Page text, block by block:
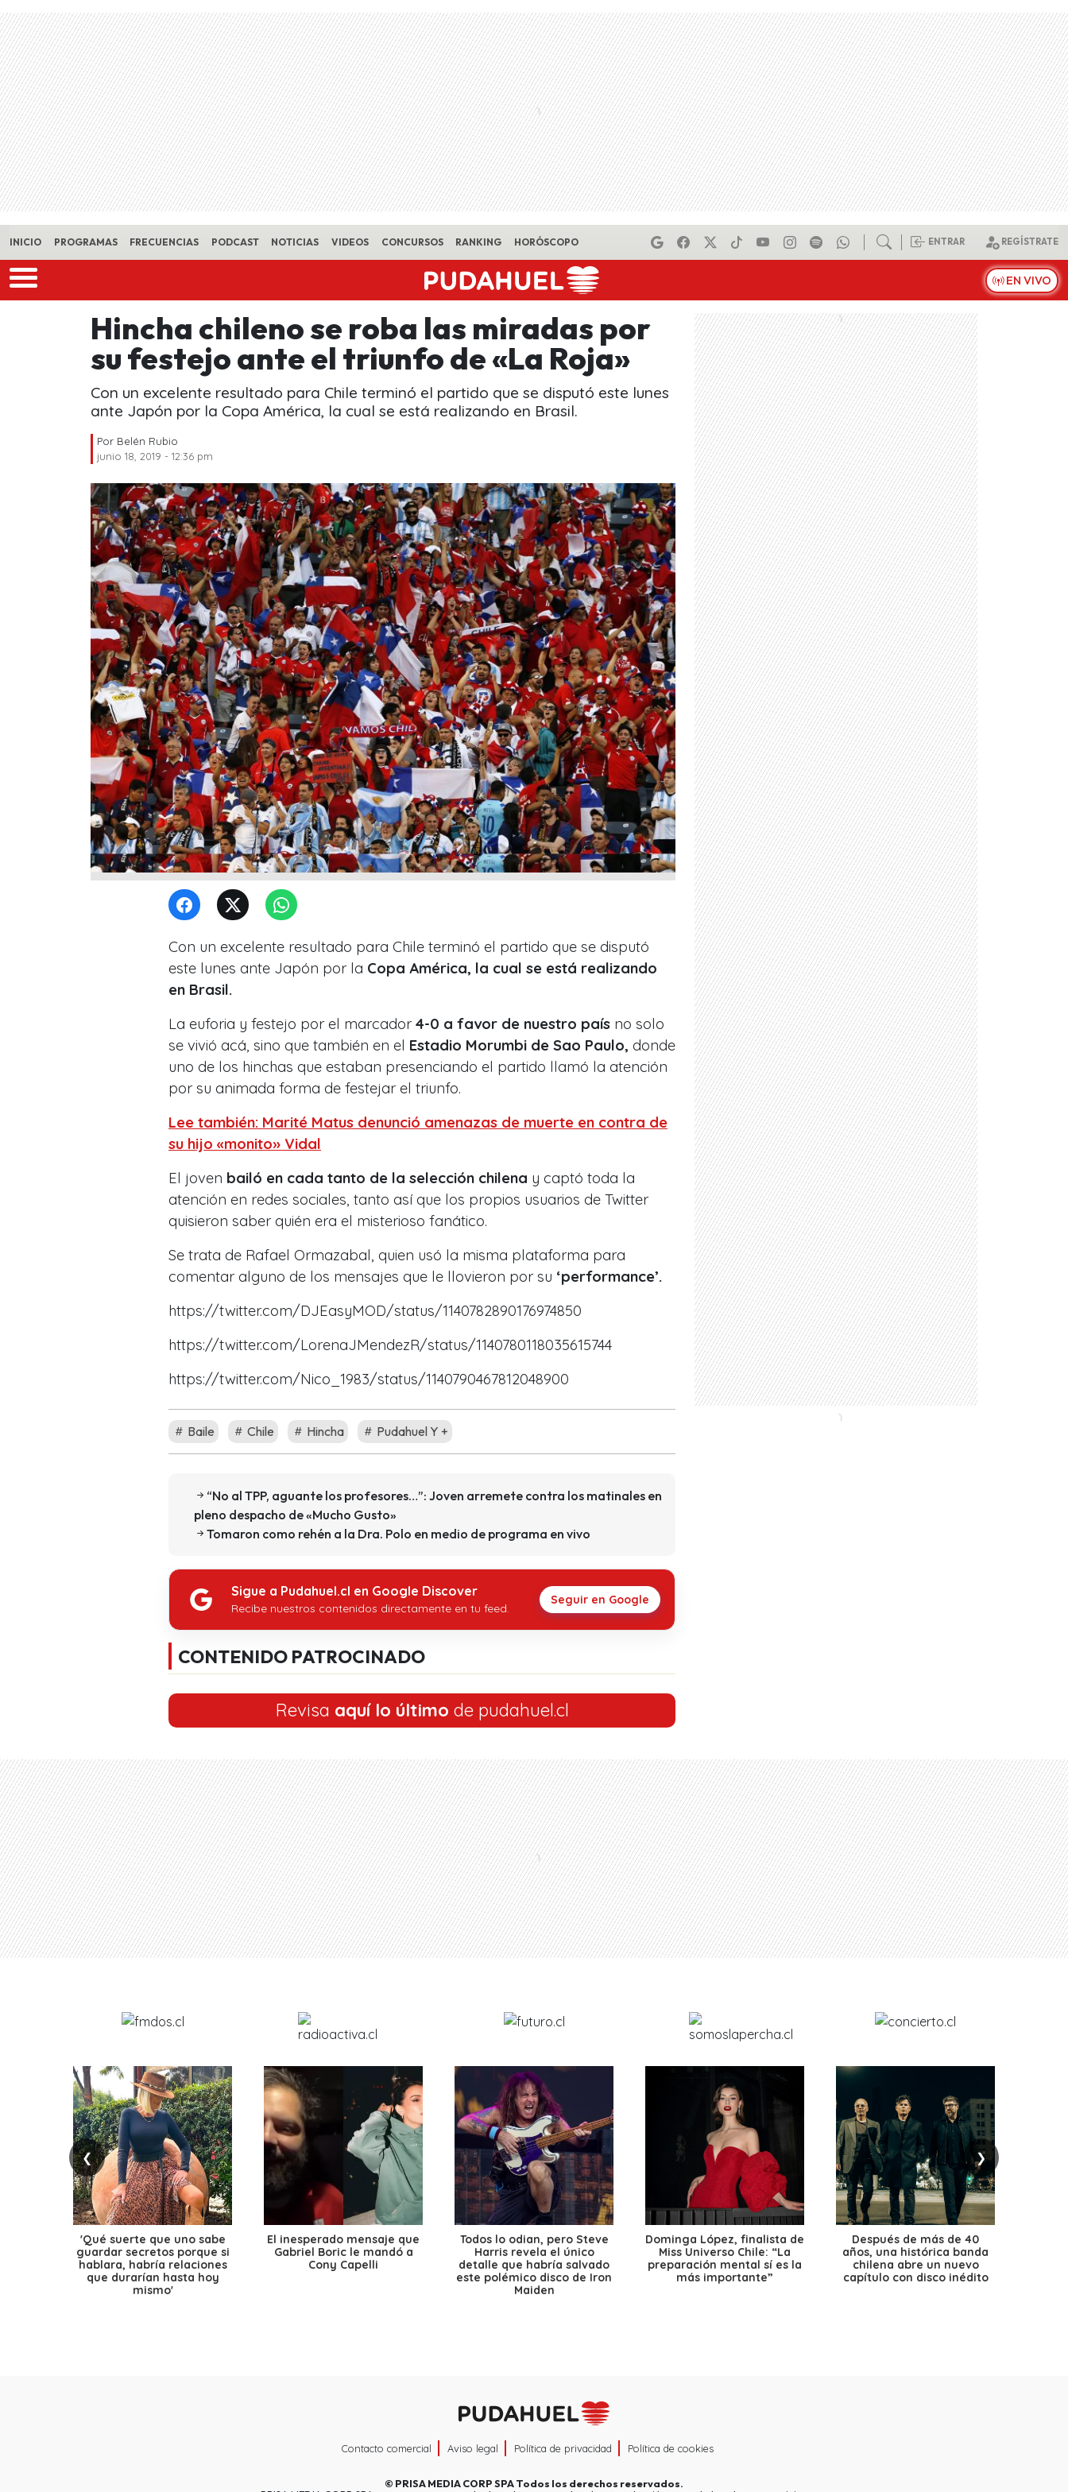
Skip to main content
INICIO PROGRAMAS FRECUENCIAS PODCAST NOTICIAS VIDEOS CONCURSOS RANKING HORÓSCOPO ENTRAR REGÍSTRATE
EN VIVO
Hincha chileno se roba las miradas por
su festejo ante el triunfo de «La Roja»
Con un excelente resultado para Chile terminó el partido que se disputó este lunes
ante Japón por la Copa América, la cual se está realizando en Brasil.
Por Belén Rubio
junio 18, 2019 - 12:36 pm
Con un excelente resultado para Chile terminó el partido que se disputó
este lunes ante Japón por la Copa América, la cual se está realizando
en Brasil.
La euforia y festejo por el marcador 4-0 a favor de nuestro país no solo
se vivió acá, sino que también en el Estadio Morumbi de Sao Paulo, donde
uno de los hinchas que estaban presenciando el partido llamó la atención
por su animada forma de festejar el triunfo.
Lee también: Marité Matus denunció amenazas de muerte en contra de
su hijo «monito» Vidal
El joven bailó en cada tanto de la selección chilena y captó toda la
atención en redes sociales, tanto así que los propios usuarios de Twitter
quisieron saber quién era el misterioso fanático.
Se trata de Rafael Ormazabal, quien usó la misma plataforma para
comentar alguno de los mensajes que le llovieron por su ‘performance’.
https://twitter.com/DJEasyMOD/status/1140782890176974850
https://twitter.com/LorenaJMendezR/status/1140780118035615744
https://twitter.com/Nico_1983/status/1140790467812048900
Baile Chile Hincha Pudahuel Y +
“No al TPP, aguante los profesores…”: Joven arremete contra los matinales en
pleno despacho de «Mucho Gusto»
Tomaron como rehén a la Dra. Polo en medio de programa en vivo
Sigue a Pudahuel.cl en Google Discover
Recibe nuestros contenidos directamente en tu feed.
Seguir en Google
CONTENIDO PATROCINADO
Revisa aquí lo último de pudahuel.cl
❮ ❯
'Qué suerte que uno sabe
guardar secretos porque si
hablara, habría relaciones
que durarían hasta hoy
mismo'
El inesperado mensaje que
Gabriel Boric le mandó a
Cony Capelli
Todos lo odian, pero Steve
Harris revela el único
detalle que habría salvado
este polémico disco de Iron
Maiden
Dominga López, finalista de
Miss Universo Chile: “La
preparación mental sí es la
más importante”
Después de más de 40
años, una histórica banda
chilena abre un nuevo
capítulo con disco inédito
Contacto comercial Aviso legal Política de privacidad Política de cookies
© PRISA MEDIA CORP SPATodos los derechos reservados.